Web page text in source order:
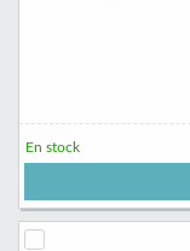
En stock